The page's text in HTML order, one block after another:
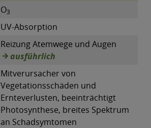
O3
UV-Absorption
Reizung Atemwege und Augen
ausführlich
Mitverursacher von
Vegetationsschäden und
Ernteverlusten, beeinträchtigt
Photosynthese, breites Spektrum
an Schadsymtomen